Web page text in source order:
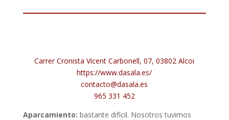
Carrer Cronista Vicent Carbonell, 07, 03802 Alcoi
https://www.dasala.es/
contacto@dasala.es
965 331 452
Aparcamiento: bastante difícil. Nosotros tuvimos